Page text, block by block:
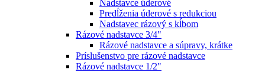
Nadstavce úderové
Predĺženia úderové s redukciou
Nadstavec rázový s kĺbom
Rázové nadstavce 3/4"
Rázové nadstavce a súpravy, krátke
Príslušenstvo pre rázové nadstavce
Rázové nadstavce 1/2"